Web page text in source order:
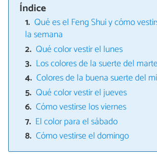
Índice
Qué es el Feng Shui y cómo
la semana
Qué color vestir el lunes
Los colores de la suerte del
Colores de la buena suerte del
Qué color vestir el jueves
Cómo vestirse los viernes
El color para el sábado
Cómo vestirse el domingo